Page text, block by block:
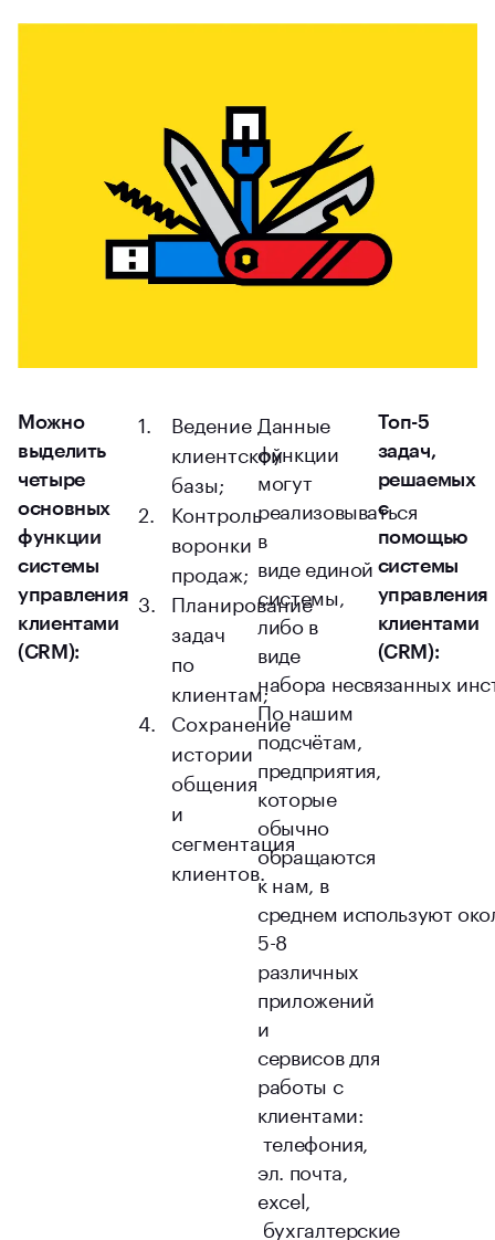
Можно
выделить
четыре
основных
функции
системы
управления
клиентами
(CRM):
Ведение
клиентской
базы;
Контроль
воронки
продаж;
Планирование
задач
по
клиентам;
Сохранение
истории
общения
и
сегментация
клиентов.
Данные
функции
могут
реализовываться
в
виде единой
системы,
либо в
виде
набора несвязанных
По нашим
подсчётам,
предприятия,
которые
обычно
обращаются
к нам, в
среднем используют
5-8
различных
приложений
и
сервисов для
работы с
клиентами:
телефония,
эл. почта,
excel,
бухгалтерские
Топ-5
задач,
решаемых
с
помощью
системы
управления
клиентами
(CRM):